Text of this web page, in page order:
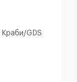
Краби/GDS